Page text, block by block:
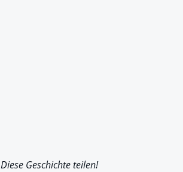
Diese Geschichte teilen!